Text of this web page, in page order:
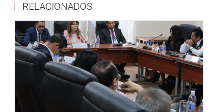
RELACIONADOS